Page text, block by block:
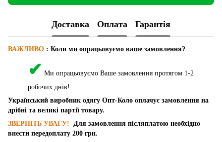
Доставка Оплата Гарантія
ВАЖЛИВО : Коли ми опрацьовуємо ваше замовлення?
✔ Ми опрацьовуємо Ваше замовлення протягом 1-2
робочих днів!
Український виробник одягу Опт-Коло оплачує замовлення на
дрібні та великі партії товару.
ЗВЕРНІТЬ УВАГУ!
Для замовлення післяплатою необхідно
внести передоплату 200 грн.